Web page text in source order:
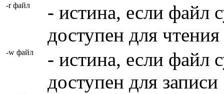
-r файл
- истина, если файл
доступен для чтения
-w файл
- истина, если файл
доступен для записи